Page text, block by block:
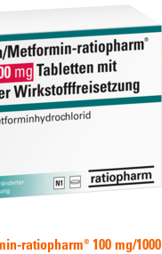
ratiopharm® 100 mg/1000